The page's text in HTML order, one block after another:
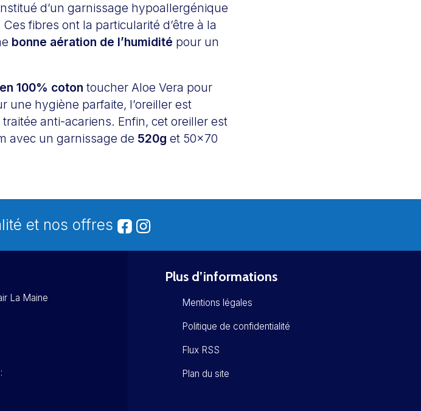
d’un garnissage hypoallergénique
fibres ont la particularité d’être à la
bonne aération de l’humidité pour un
100% coton toucher Aloe Vera pour
une hygiène parfaite, l’oreiller est
anti-acariens. Enfin, cet oreiller est
avec un garnissage de 520g et 50×70
et nos offres
La Maine
Plus d’informations
Mentions légales
Politique de confidentialité
Flux RSS
Plan du site